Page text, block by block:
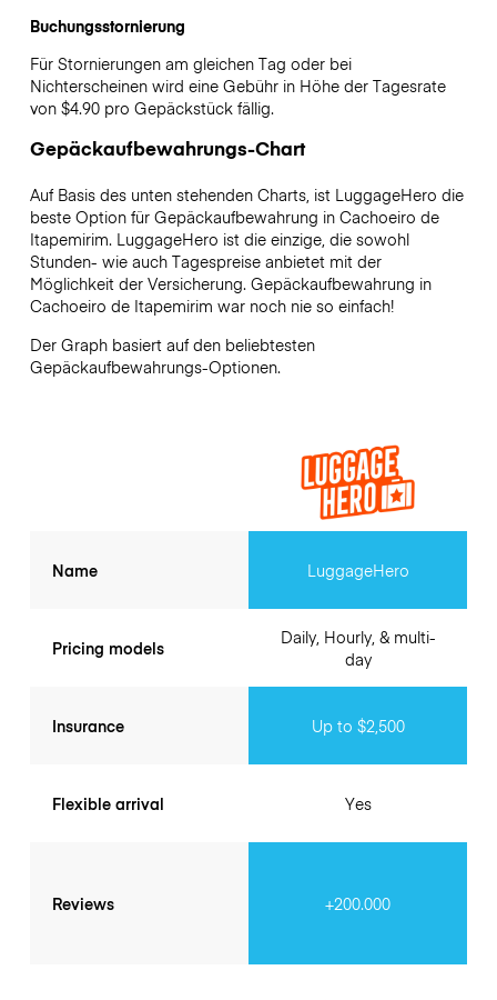
Buchungsstornierung
Für Stornierungen am gleichen Tag oder bei
Nichterscheinen wird eine Gebühr in Höhe der Tagesrate
von $4.90 pro Gepäckstück fällig.
Gepäckaufbewahrungs-Chart
Auf Basis des unten stehenden Charts, ist LuggageHero die
beste Option für Gepäckaufbewahrung in Cachoeiro de
Itapemirim. LuggageHero ist die einzige, die sowohl
Stunden- wie auch Tagespreise anbietet mit der
Möglichkeit der Versicherung. Gepäckaufbewahrung in
Cachoeiro de Itapemirim war noch nie so einfach!
Der Graph basiert auf den beliebtesten
Gepäckaufbewahrungs-Optionen.
Name
Pricing models
Insurance
Flexible arrival
Reviews
LuggageHero
Daily, Hourly, & multi-
day
Up to $2,500
Yes
+200.000